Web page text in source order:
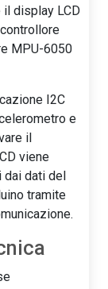
display LCD
MPU-6050
I2C
e
il
viene
dai dati del
tramite